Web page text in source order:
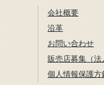
会社概要
沿革
お問い合わせ
販売店募集（法
個人情報保護方